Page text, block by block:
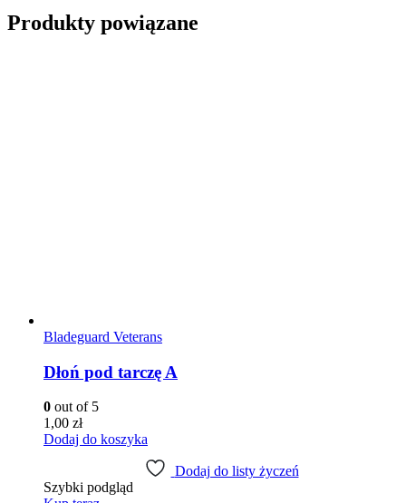
Produkty powiązane
Bladeguard Veterans
Dłoń pod tarczę A
0 out of 5
1,00 zł
Dodaj do koszyka
Dodaj do listy życzeń
Szybki podgląd